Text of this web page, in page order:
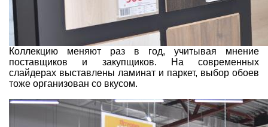
Коллекцию меняют раз в год, учитывая мнение
поставщиков и закупщиков. На современных
слайдерах выставлены ламинат и паркет, выбор обоев
тоже организован со вкусом.